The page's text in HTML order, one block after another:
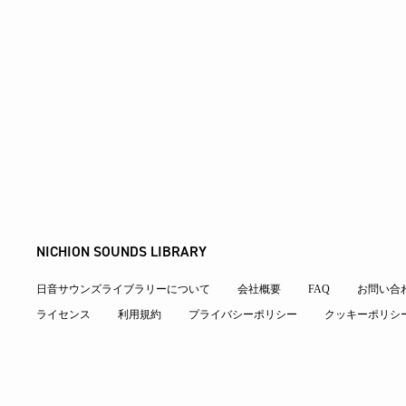
NICHION SOUNDS LIBRARY
日音サウンズライブラリーについて 会社概要 FAQ
お問い合
ライセンス
利用規約 プライバシーポリシー クッキーポリシ